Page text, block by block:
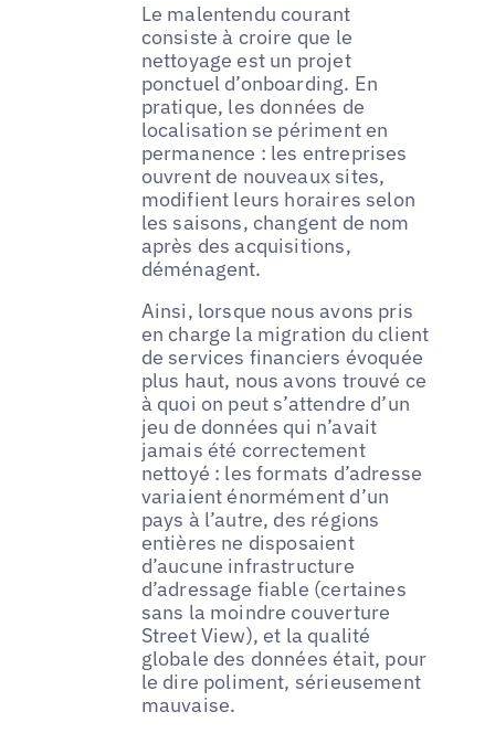
Le malentendu courant
consiste à croire que le
nettoyage est un projet
ponctuel d’onboarding. En
pratique, les données de
localisation se périment en
permanence : les entreprises
ouvrent de nouveaux sites,
modifient leurs horaires selon
les saisons, changent de nom
après des acquisitions,
déménagent.
Ainsi, lorsque nous avons pris
en charge la migration du client
de services financiers évoquée
plus haut, nous avons trouvé ce
à quoi on peut s’attendre d’un
jeu de données qui n’avait
jamais été correctement
nettoyé : les formats d’adresse
variaient énormément d’un
pays à l’autre, des régions
entières ne disposaient
d’aucune infrastructure
d’adressage fiable (certaines
sans la moindre couverture
Street View), et la qualité
globale des données était, pour
le dire poliment, sérieusement
mauvaise.